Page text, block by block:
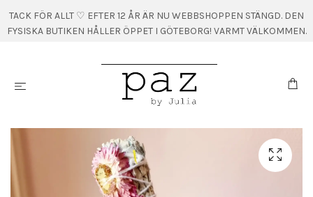
TACK FÖR ALLT ♡ EFTER 12 ÅR ÄR NU WEBBSHOPPEN STÄNGD. DEN
FYSISKA BUTIKEN HÅLLER ÖPPET I GÖTEBORG! VARMT VÄLKOMMEN.